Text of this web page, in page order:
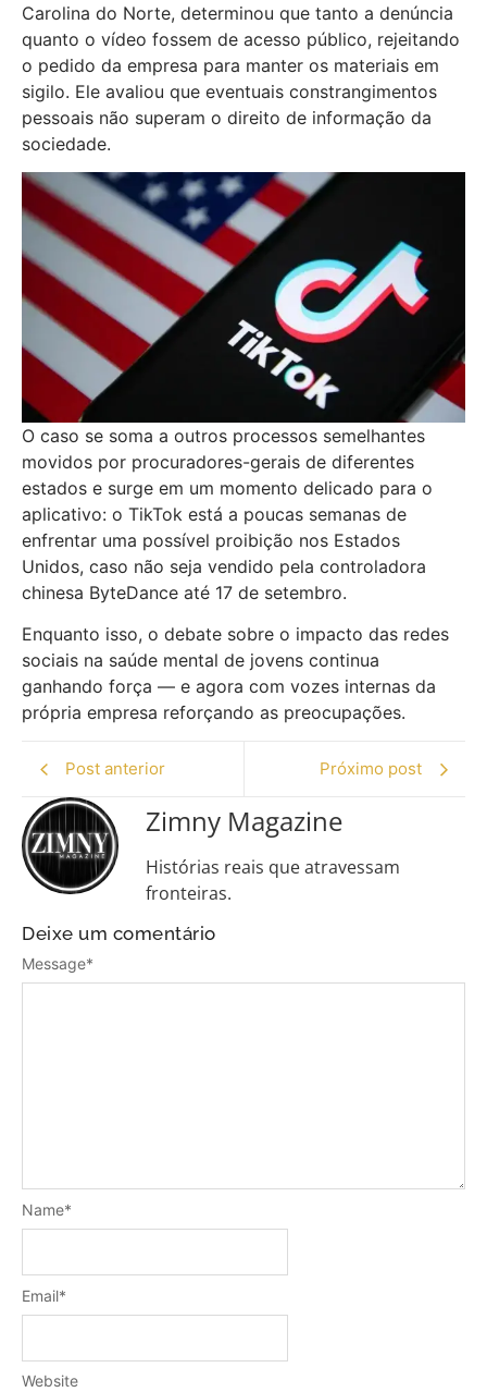
Carolina do Norte, determinou que tanto a denúncia
quanto o vídeo fossem de acesso público, rejeitando
o pedido da empresa para manter os materiais em
sigilo. Ele avaliou que eventuais constrangimentos
pessoais não superam o direito de informação da
sociedade.
O caso se soma a outros processos semelhantes
movidos por procuradores-gerais de diferentes
estados e surge em um momento delicado para o
aplicativo: o TikTok está a poucas semanas de
enfrentar uma possível proibição nos Estados
Unidos, caso não seja vendido pela controladora
chinesa ByteDance até 17 de setembro.
Enquanto isso, o debate sobre o impacto das redes
sociais na saúde mental de jovens continua
ganhando força — e agora com vozes internas da
própria empresa reforçando as preocupações.
Post anterior Próximo post
Zimny Magazine
Histórias reais que atravessam
fronteiras.
Deixe um comentário
Message*
Name*
Email*
Website